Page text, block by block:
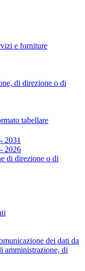
e forniture
di direzione o di
tabellare
2031
2026
di direzione o di
dei dati da
amministrazione, di